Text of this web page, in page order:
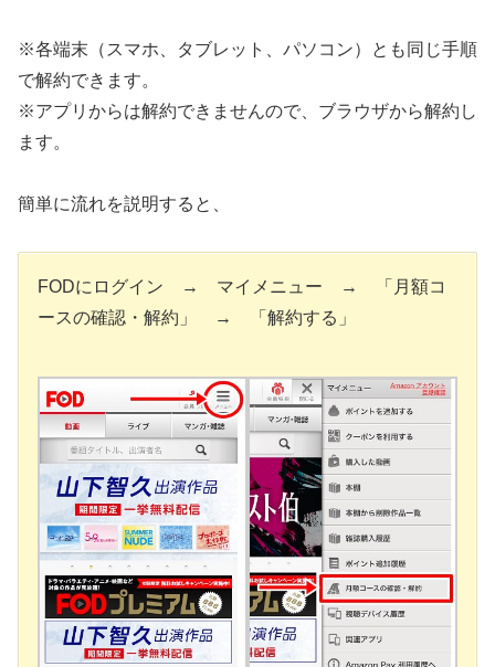
※各端末（スマホ、タブレット、パソコン）とも同じ手順
で解約できます。
※アプリからは解約できませんので、ブラウザから解約し
ます。
簡単に流れを説明すると、
FODにログイン → マイメニュー → 「月額コ
ースの確認・解約」 → 「解約する」